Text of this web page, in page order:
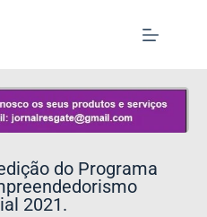
do Programa
2021.